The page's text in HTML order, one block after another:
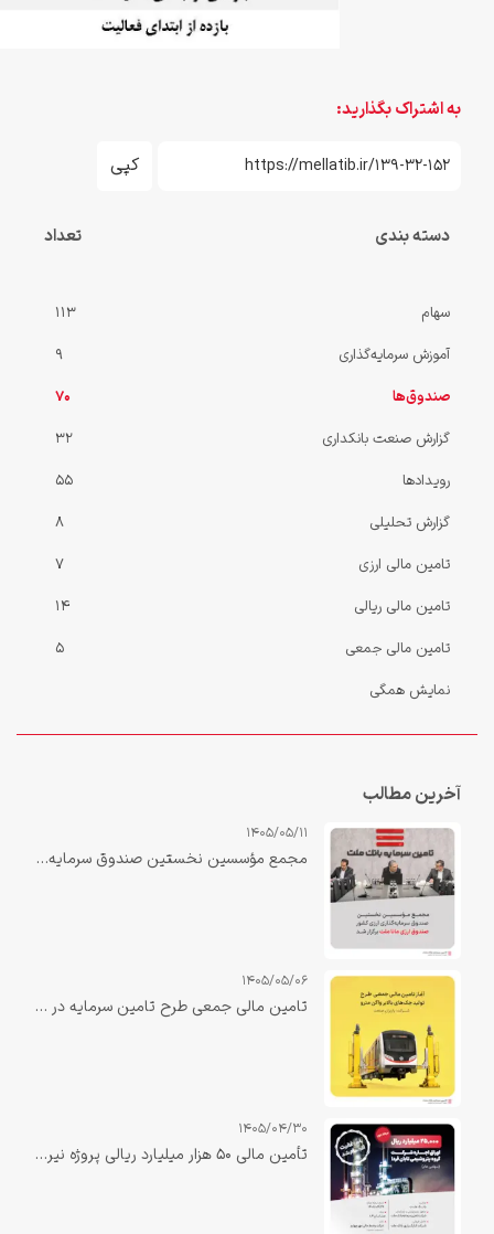
به اشتراک بگذارید:
کپی
دسته بندی تعداد
سهام
113
آموزش سرمایه‌گذاری
9
صندوق‌ها
70
گزارش صنعت بانکداری
32
رویدادها
55
گزارش‌ تحلیلی
8
تامین مالی ارزی
7
تامین مالی ریالی
14
تامین مالی جمعی
5
نمایش همگی
آخرین مطالب
1405/05/11
مجمع مؤسسین نخستین صندوق سرمایه‌گذاری ارزی کشور «صندوق ارزی مانا ملت» برگزار شد.
1405/05/06
تامین مالی جمعی طرح تامین سرمایه در گردش جهت تولید جک‌های بالابر واگن مترو
1405/04/30
تأمین مالی ۵۰ هزار میلیارد ریالی پروژه نیروگاه صبا دهلران با نقش‌آفرینی تأمین سرمایه بانک ملت تکمیل شد